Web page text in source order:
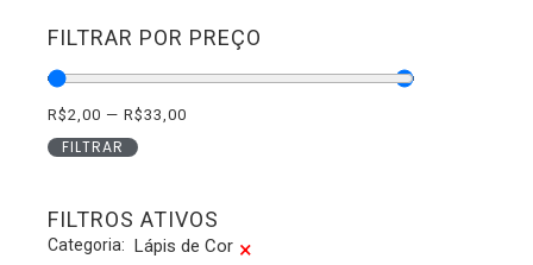
FILTRAR POR PREÇO
R$2,00 — R$33,00
FILTRAR
FILTROS ATIVOS
Categoria: Lápis de Cor ×